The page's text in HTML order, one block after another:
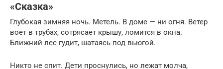
«Сказка»
Глубокая зимняя ночь. Метель. В доме — ни огня. Ветер
воет в трубах, сотрясает крышу, ломится в окна.
Ближний лес гудит, шатаясь под вьюгой.
Никто не спит. Дети проснулись, но лежат молча,